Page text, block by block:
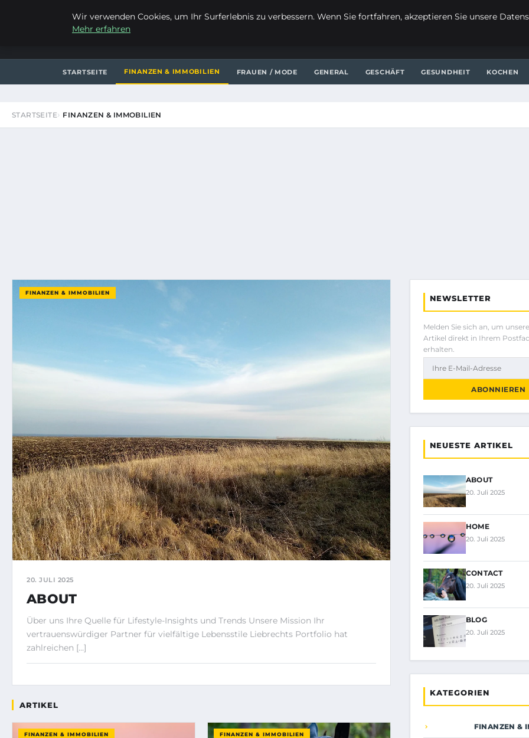
STARTSEITE FINANZEN & IMMOBILIEN FRAUEN / MODE GENERAL GESCHÄFT GESUNDHEIT KOCHEN
STARTSEITE FINANZEN & IMMOBILIEN
FINANZEN & IMMOBILIEN
20. JULI 2025
ABOUT
Über uns Ihre Quelle für Lifestyle-Insights und Trends Unsere Mission Ihr
vertrauenswürdiger Partner für vielfältige Lebensstile Liebrechts Portfolio hat
zahlreichen […]
ARTIKEL
FINANZEN & IMMOBILIEN FINANZEN & IMMOBILIEN
NEWSLETTER
Melden Sie sich an, um
Artikel direkt in Ihrem
erhalten.
ABONNIEREN
NEUESTE ARTIKEL
ABOUT
20. Juli 2025
HOME
20. Juli 2025
CONTACT
20. Juli 2025
BLOG
20. Juli 2025
KATEGORIEN
FINANZEN &
Wir verwenden Cookies, um Ihr Surferlebnis zu verbessern. Wenn Sie fortfahren, akzeptieren Sie unsere
Mehr erfahren